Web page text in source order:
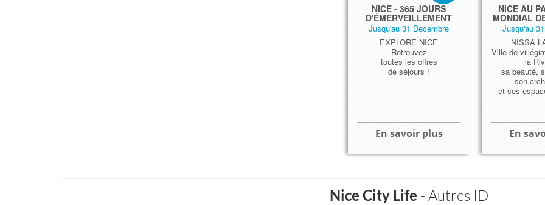
​NICE - 365 JOURS
D'ÉMERVEILLEMENT
Jusqu'au 31 Decembre
EXPLORE NICE
Retrouvez
toutes les offres
de séjours !
En savoir plus
NICE AU
MONDIAL
Jusqu'au
NISSA
Ville de
la
sa beauté,
son
et ses
En
Nice City Life - Autres ID